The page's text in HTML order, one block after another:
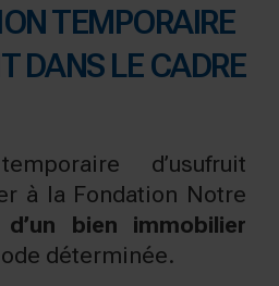
TEMPORAIRE
DANS LE CADRE
d’usufruit
à la Fondation Notre
bien immobilier
déterminée.